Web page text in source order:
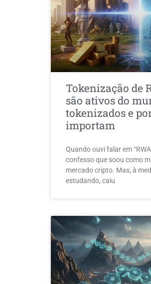
Tokenização de
são ativos do
tokenizados e
importam
Quando ouvi falar em
confesso que soou como
mercado cripto. Mas, à
estudando, caiu